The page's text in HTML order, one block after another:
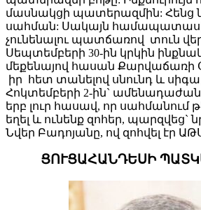
մասնակցի պատերազմին: Հենց
սահման: Սակայն
չունենալու պատճառով տուն
Սեպտեմբերի 30-ին կրկին
մեքենայով հասան Քարվաճառի
իր հետ տանելով սնունդ և
Հոկտեմբերի 2-ին`
երբ լուր հասավ, որ սահմանում
եղել և ունենք զոհեր, պարզվեց`
Նվեր Բադոյանը, ով զոհվել էր
ՑՈՒՑԱՀԱՆԴԵՍԻ